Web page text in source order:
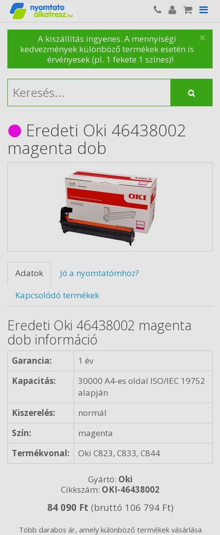
×
A kiszállítás ingyenes. A mennyiségi
kedvezmények különböző termékek esetén is
érvényesek (pl. 1 fekete 1 színes)!
Eredeti Oki 46438002
magenta dob
Adatok
Jó a nyomtatómhoz?
Kapcsolódó termékek
Eredeti Oki 46438002 magenta
dob információ
Garancia:
1 év
Kapacitás:
30000 A4-es oldal ISO/IEC 19752
alapján
Kiszerelés:
normál
Szín:
magenta
Termékvonal:
Oki C823, C833, C844
Gyártó: Oki
Cikkszám: OKI-46438002
84 090 Ft (bruttó 106 794 Ft)
Több darabos ár, amely különböző termékek vásárlása